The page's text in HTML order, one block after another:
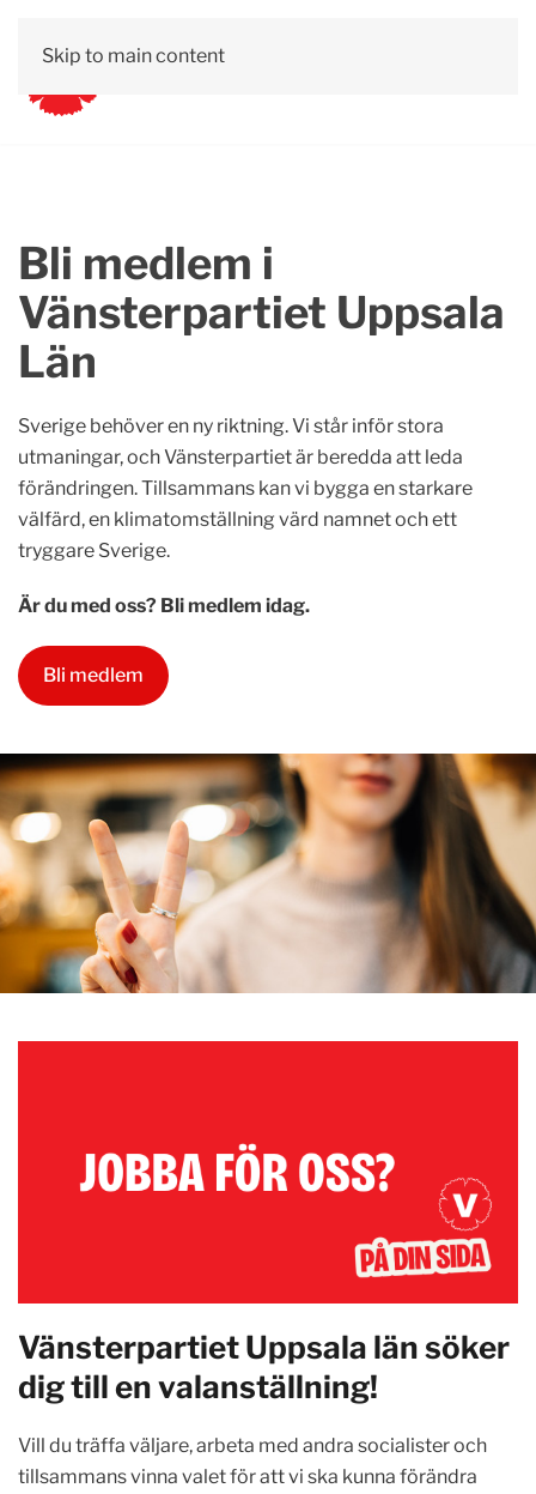
Skip to main content
Bli medlem i
Vänsterpartiet Uppsala
Län
Sverige behöver en ny riktning. Vi står inför stora
utmaningar, och Vänsterpartiet är beredda att leda
förändringen. Tillsammans kan vi bygga en starkare
välfärd, en klimatomställning värd namnet och ett
tryggare Sverige.
Är du med oss? Bli medlem idag.
Bli medlem
Vänsterpartiet Uppsala län söker
dig till en valanställning!
Vill du träffa väljare, arbeta med andra socialister och
tillsammans vinna valet för att vi ska kunna förändra